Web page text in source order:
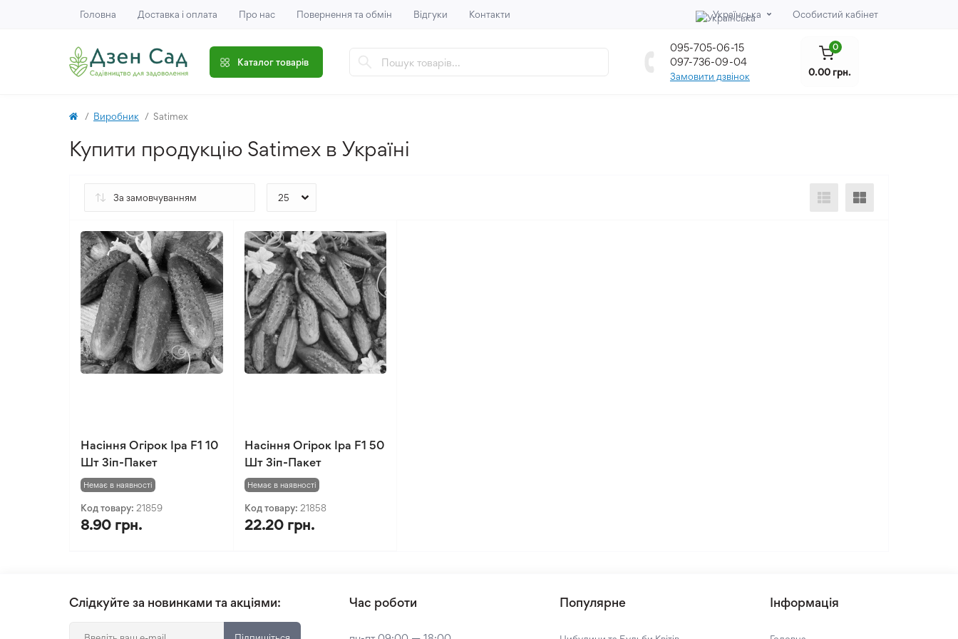
Головна Доставка і оплата Про нас Повернення та обмін Відгуки Контакти Українська Особистий кабінет
Каталог товарів
095-705-06-15
097-736-09-04
Замовити дзвінок
0
0.00 грн.
Виробник Satimex
Купити продукцію Satimex в Україні
Насіння Огірок Іра F1 10
Шт Зіп-Пакет
Немає в наявності
Код товару: 21859
8.90 грн.
Насіння Огірок Іра F1 50
Шт Зіп-Пакет
Немає в наявності
Код товару: 21858
22.20 грн.
Слідкуйте за новинками та акціями: Час роботи Популярне Інформація